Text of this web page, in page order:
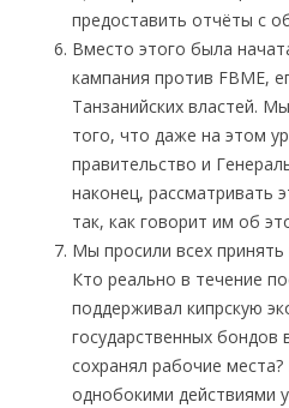
предоставить отчёты с
Вместо этого была
кампания против FBME,
Танзанийских властей.
того, что даже на этом
правительство и
наконец, рассматривать
так, как говорит им об
Мы просили всех
Кто реально в течение
поддерживал кипрскую
государственных бондов
сохранял рабочие
однобокими действиями